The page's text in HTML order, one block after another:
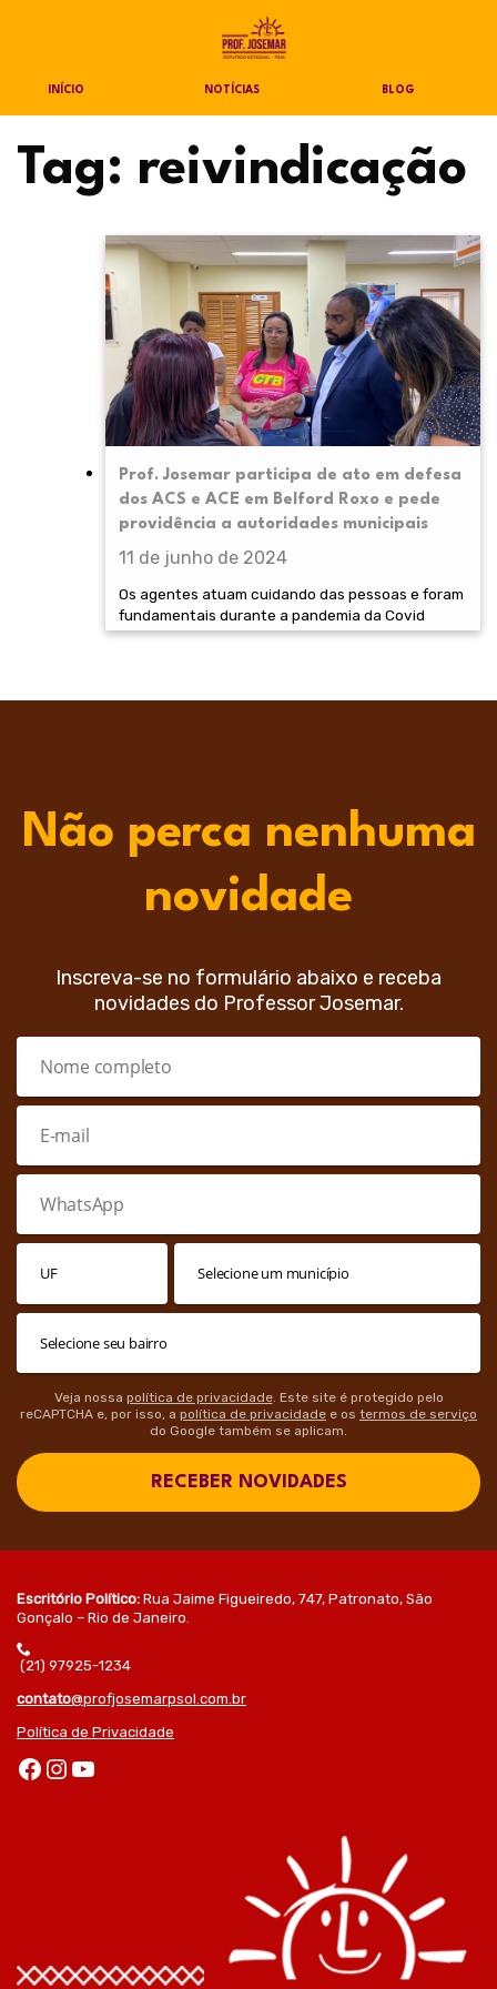
INÍCIO NOTÍCIAS BLOG
Tag: reivindicação
Prof. Josemar participa de ato em defesa
dos ACS e ACE em Belford Roxo e pede
providência a autoridades municipais
11 de junho de 2024
Os agentes atuam cuidando das pessoas e foram
fundamentais durante a pandemia da Covid
Não perca nenhuma
novidade
Inscreva-se no formulário abaixo e receba
novidades do Professor Josemar.
Veja nossa política de privacidade. Este site é protegido pelo
reCAPTCHA e, por isso, a política de privacidade e os termos de serviço
do Google também se aplicam.
RECEBER NOVIDADES
Escritório Político: Rua Jaime Figueiredo, 747, Patronato, São
Gonçalo – Rio de Janeiro.
(21) 97925-1234
contato@profjosemarpsol.com.br
Política de Privacidade
Facebook Instagram Youtube